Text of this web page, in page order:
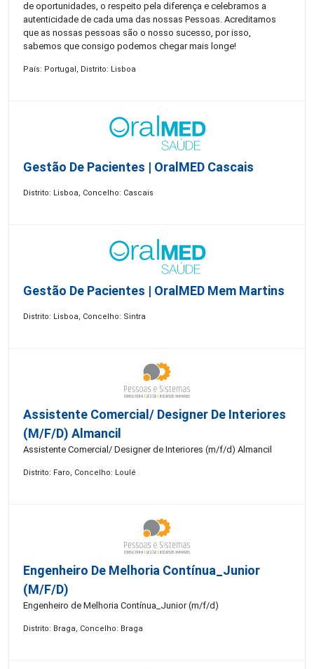
de oportunidades, o respeito pela diferença e celebramos a
autenticidade de cada uma das nossas Pessoas. Acreditamos
que as nossas pessoas são o nosso sucesso, por isso,
sabemos que consigo podemos chegar mais longe!
País: Portugal, Distrito: Lisboa
Gestão De Pacientes | OralMED Cascais
Distrito: Lisboa, Concelho: Cascais
Gestão De Pacientes | OralMED Mem Martins
Distrito: Lisboa, Concelho: Sintra
Assistente Comercial/ Designer De Interiores
(m/f/d) Almancil
Assistente Comercial/ Designer de Interiores (m/f/d) Almancil
Distrito: Faro, Concelho: Loulé
Engenheiro De Melhoria Contínua_Junior
(m/f/d)
Engenheiro de Melhoria Contínua_Junior (m/f/d)
Distrito: Braga, Concelho: Braga